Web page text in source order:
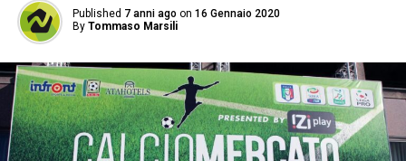
Published 7 anni ago on 16 Gennaio 2020
By Tommaso Marsili